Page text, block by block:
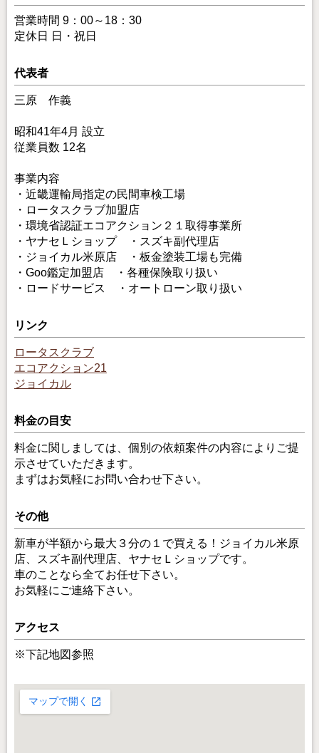
営業時間 9：00～18：30
定休日 日・祝日
代表者
三原 作義
昭和41年4月 設立
従業員数 12名
事業内容
・近畿運輸局指定の民間車検工場
・ロータスクラブ加盟店
・環境省認証エコアクション２１取得事業所
・ヤナセＬショップ ・スズキ副代理店
・ジョイカル米原店 ・板金塗装工場も完備
・Goo鑑定加盟店 ・各種保険取り扱い
・ロードサービス ・オートローン取り扱い
リンク
ロータスクラブ
エコアクション21
ジョイカル
料金の目安
料金に関しましては、個別の依頼案件の内容によりご提
示させていただきます。
まずはお気軽にお問い合わせ下さい。
その他
新車が半額から最大３分の１で買える！ジョイカル米原
店、スズキ副代理店、ヤナセＬショップです。
車のことなら全てお任せ下さい。
お気軽にご連絡下さい。
アクセス
※下記地図参照